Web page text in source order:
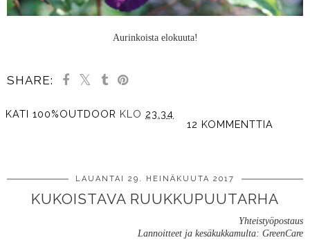
Aurinkoista elokuuta!
SHARE:
KATI 100%OUTDOOR KLO 23.34
12 KOMMENTTIA
LAUANTAI 29. HEINÄKUUTA 2017
KUKOISTAVA RUUKKUPUUTARHA
Yhteistyöpostaus
Lannoitteet ja kesäkukkamulta: GreenCare